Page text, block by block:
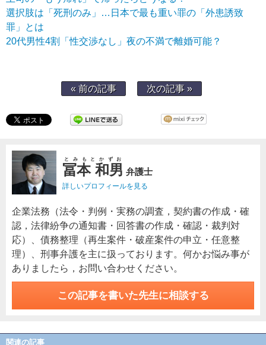
選択肢は「死刑のみ」…日本で最も重い罪の「外患誘致
罪」とは
20代男性4割「性交渉なし」夜の不満で離婚可能？
« 前の記事 次の記事 »
冨本 和男
とみもとかずお
弁護士
詳しいプロフィールを見る
企業法務（法令・判例・実務の調査，契約書の作成・確
認，法律紛争の通知書・回答書の作成・確認・裁判対
応）、債務整理（再生案件・破産案件の申立・任意整
理）、刑事弁護を主に扱っております。何かお悩み事が
ありましたら，お問い合わせください。
この記事を書いた先生に相談する
関連の記事